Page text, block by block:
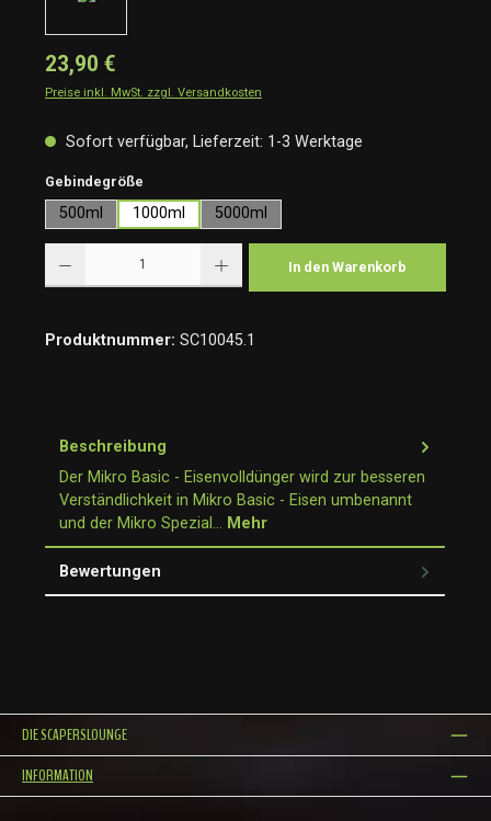
23,90 €
Preise inkl. MwSt. zzgl. Versandkosten
Sofort verfügbar, Lieferzeit: 1-3 Werktage
Gebindegröße
500ml 1000ml 5000ml
In den Warenkorb
Produktnummer: SC10045.1
Beschreibung
Der Mikro Basic - Eisenvolldünger wird zur besseren
Verständlichkeit in Mikro Basic - Eisen umbenannt
und der Mikro Spezial… Mehr
Bewertungen
DIE SCAPERSLOUNGE
INFORMATION